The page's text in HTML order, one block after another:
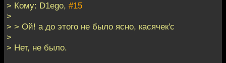
> Кому: D1ego, #15
>
> > Ой! а до этого не было ясно, касячек'c
>
> Нет, не было.